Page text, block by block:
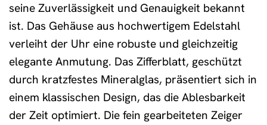
seine Zuverlässigkeit und Genauigkeit bekannt
ist. Das Gehäuse aus hochwertigem Edelstahl
verleiht der Uhr eine robuste und gleichzeitig
elegante Anmutung. Das Zifferblatt, geschützt
durch kratzfestes Mineralglas, präsentiert sich in
einem klassischen Design, das die Ablesbarkeit
der Zeit optimiert. Die fein gearbeiteten Zeiger